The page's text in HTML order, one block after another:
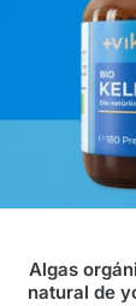
Algas
natural de